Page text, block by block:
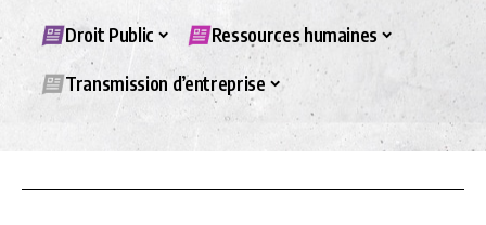
Droit Public Ressources humaines
Transmission d’entreprise